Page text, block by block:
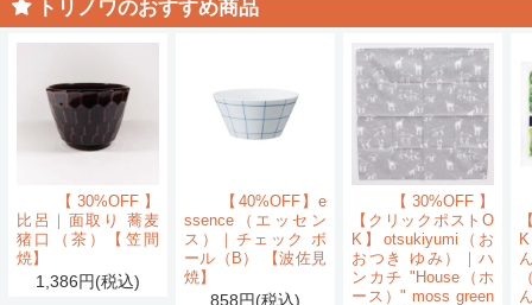
トリノワのおすすめ商品
【30%OFF】
比呂｜面取り 蕎麦
猪口（茶）【笠間
焼】
1,386円(税込)
【40%OFF】e
ssence（エッセン
ス）｜チェック ボ
ール（B） 【波佐見
焼】
858円(税込)
【30%OFF】
【クリックポストO
K】otsukiyumi（お
おつき ゆみ）｜ハ
ンカチ "House（ホ
ース）" moss green